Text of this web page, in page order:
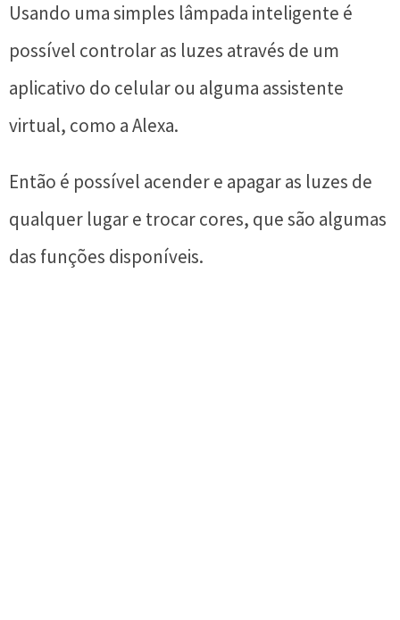
Usando uma simples lâmpada inteligente é
possível controlar as luzes através de um
aplicativo do celular ou alguma assistente
virtual, como a Alexa.
Então é possível acender e apagar as luzes de
qualquer lugar e trocar cores, que são algumas
das funções disponíveis.